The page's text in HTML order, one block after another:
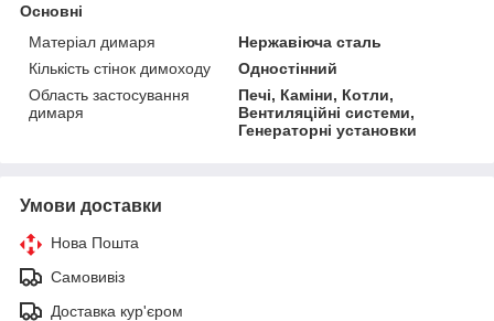
Основні
Матеріал димаря
Нержавіюча сталь
Кількість стінок димоходу
Одностінний
Область застосування
димаря
Печі, Каміни, Котли,
Вентиляційні системи,
Генераторні установки
Умови доставки
Нова Пошта
Самовивіз
Доставка кур'єром